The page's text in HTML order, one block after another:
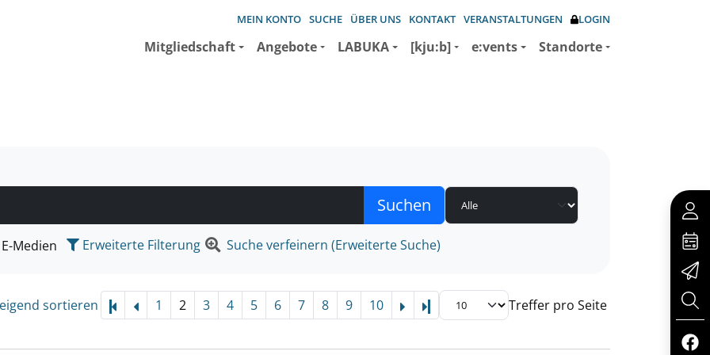
MEIN KONTO SUCHE ÜBER UNS KONTAKT VERANSTALTUNGEN LOGIN
Mitgliedschaft Angebote LABUKA [kju:b] e:vents Standorte
suchen wollen.
E-Medien Erweiterte Filterung Suche verfeinern (Erweiterte Suche)
sortieren 1 2 3 4 5 6 7 8 9 10 Letzte Seite Treffer pro Seite